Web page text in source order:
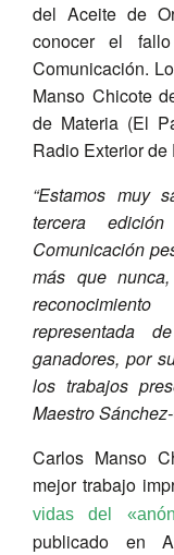
del Aceite de
conocer el
Comunicación.
Manso Chicote
de Materia (El
Radio Exterior de
“Estamos muy
tercera
Comunicación
más que
representada
ganadores, por
los trabajos
Maestro
Carlos Manso
mejor trabajo
vidas del
publicado en